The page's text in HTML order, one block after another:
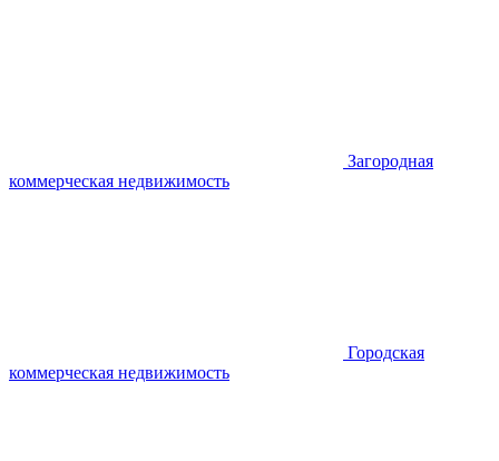
Загородная
коммерческая недвижимость
Городская
коммерческая недвижимость